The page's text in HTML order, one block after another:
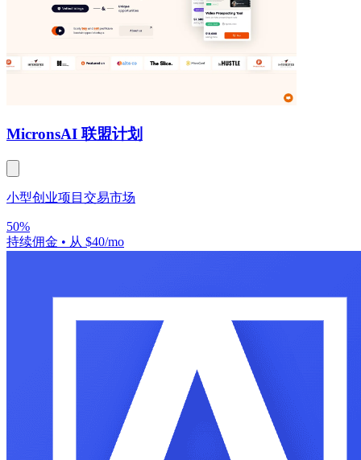
MicronsAI 联盟计划
小型创业项目交易市场
50%
持续佣金 • 从 $40/mo